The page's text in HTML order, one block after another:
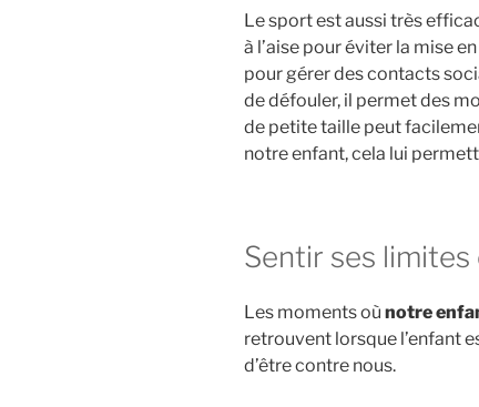
Le sport est aussi très
à l’aise pour éviter la mise
pour gérer des contacts
de défouler, il permet des
de petite taille peut
notre enfant, cela lui
Sentir ses
Les moments où notre
retrouvent lorsque l’enfant
d’être contre nous.